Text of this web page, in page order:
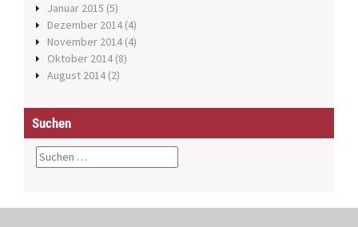
Januar 2015 (5)
Dezember 2014 (4)
November 2014 (4)
Oktober 2014 (8)
August 2014 (2)
Suchen
S
u